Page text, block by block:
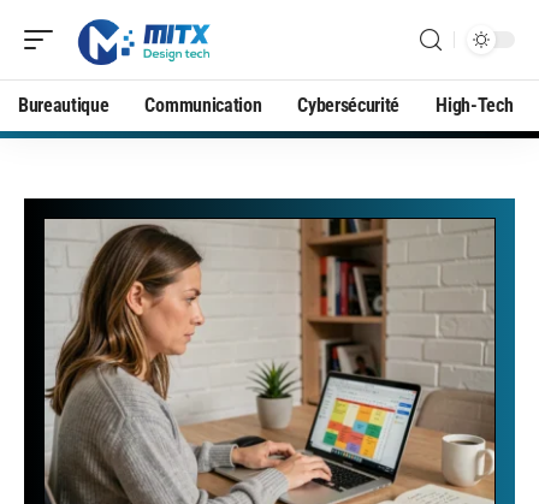
Bureautique Communication Cybersécurité High-Tech